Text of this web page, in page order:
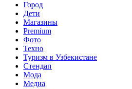
Город
Дети
Магазины
Premium
Фото
Техно
Туризм в Узбекистане
Стендап
Мода
Медиа